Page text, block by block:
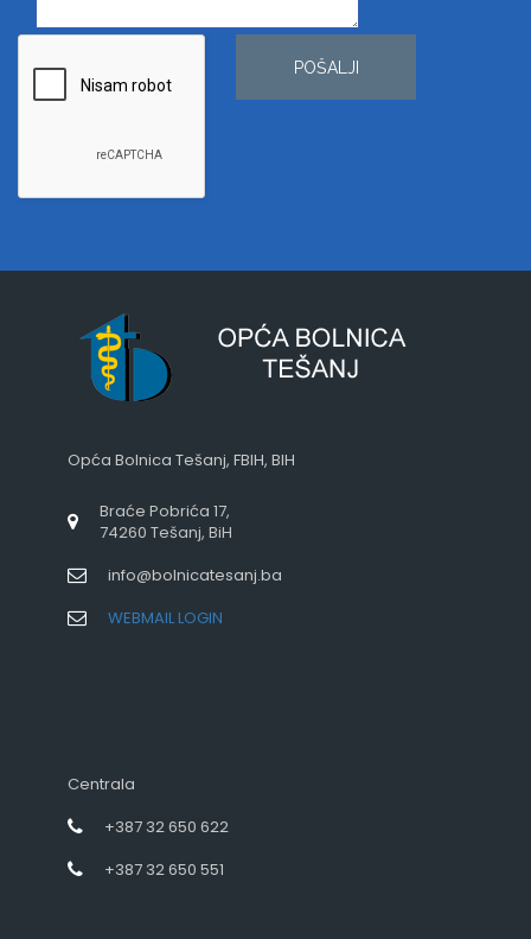
POŠALJI
Opća Bolnica Tešanj, FBIH, BIH
Braće Pobrića 17,
74260 Tešanj, BiH
info@bolnicatesanj.ba
WEBMAIL LOGIN
Centrala
+387 32 650 622
+387 32 650 551